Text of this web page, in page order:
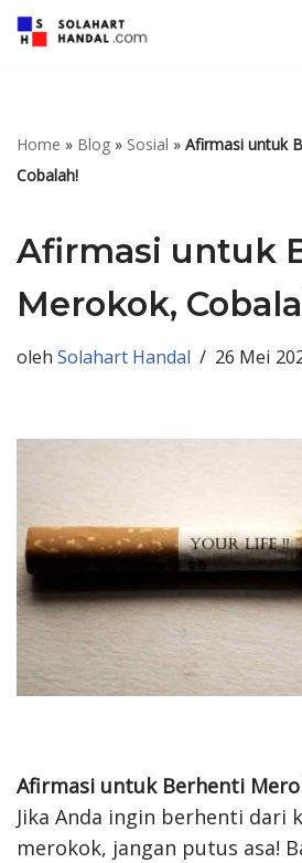
Home » Blog » Sosial » Afirmasi untuk
Cobalah!
Afirmasi untuk
Merokok,
oleh Solahart Handal 26 Mei
Afirmasi untuk Berhenti
Jika Anda ingin berhenti dari
merokok, jangan putus asa!